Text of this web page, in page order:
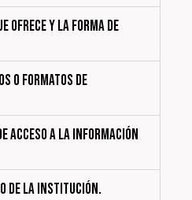
OFRECE Y LA FORMA DE
O FORMATOS DE
ACCESO A LA INFORMACIÓN
DE LA INSTITUCIÓN.